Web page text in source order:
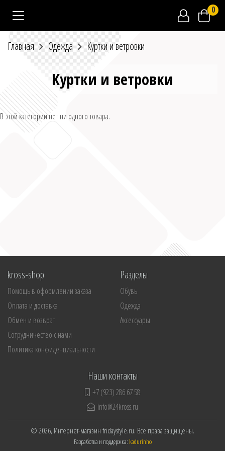
0
Главная Одежда Куртки и ветровки
Куртки и ветровки
В этой категории нет ни одного товара.
kross-shop
Помощь в оформлении заказа
Оплата и доставка
Обмен и возврат
Сотрудничество с нами
Политика конфиденциальности
Разделы
Обувь
Одежда
Аксессуары
Наши контакты
+7 (923) 286 67 58
info@24kross.ru
© 2026, Интернет-магазин fridaystyle.ru. Все права защищены.
Разработка и поддержка: kadurinho